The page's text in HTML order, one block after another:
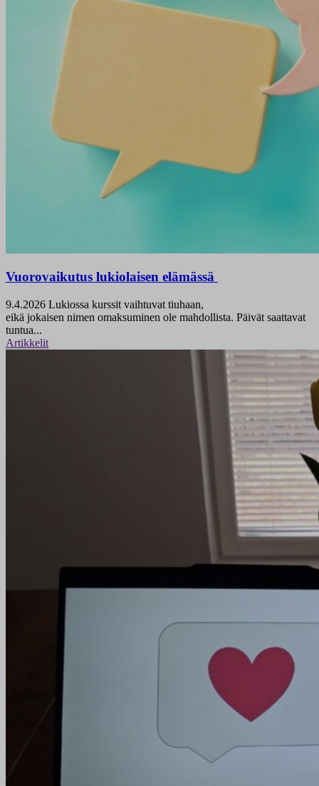
Vuorovaikutus lukiolaisen elämässä
9.4.2026 Lukiossa kurssit vaihtuvat tiuhaan,
eikä jokaisen nimen omaksuminen ole mahdollista. Päivät saattavat
tuntua...
Artikkelit